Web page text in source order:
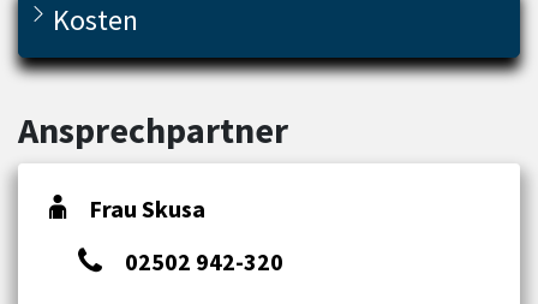
Kosten
Ansprechpartner
Frau Skusa
02502 942-320